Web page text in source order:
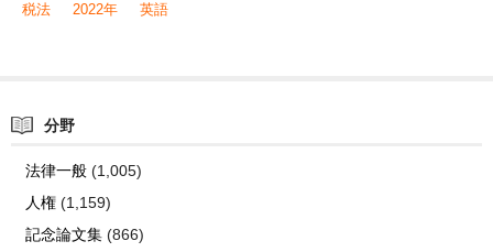
税法 2022年 英語
分野
法律一般(1,005)
人権(1,159)
記念論文集(866)